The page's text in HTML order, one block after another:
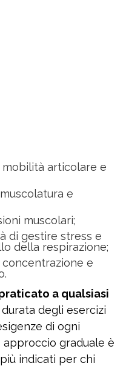
articolare e
e
muscolari;
di gestire stress e
della respirazione;
e
a qualsiasi
degli esercizi
di ogni
approccio graduale è
indicati per chi